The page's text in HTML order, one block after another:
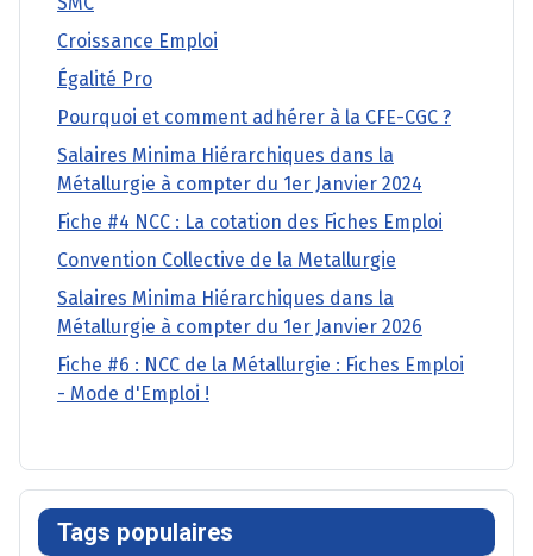
Croissance Emploi
Égalité Pro
Pourquoi et comment adhérer à la CFE-CGC ?
Salaires Minima Hiérarchiques dans la
Métallurgie à compter du 1er Janvier 2024
Fiche #4 NCC : La cotation des Fiches Emploi
Convention Collective de la Metallurgie
Salaires Minima Hiérarchiques dans la
Métallurgie à compter du 1er Janvier 2026
Fiche #6 : NCC de la Métallurgie : Fiches Emploi
- Mode d'Emploi !
Tags populaires